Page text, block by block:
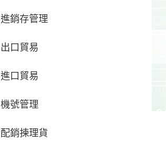
進銷存管理
出口貿易
進口貿易
機號管理
配銷揀理貨